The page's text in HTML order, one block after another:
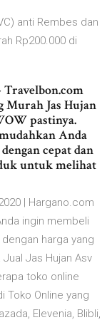
anti Rembes dan
Rp200.000 di
Murah Jas Hujan
pastinya.
Anda
cepat dan
untuk melihat
| Hargano.com
ingin membeli
harga yang
Jas Hujan Asv
toko online
Toko Online yang
Elevenia, Blibli,